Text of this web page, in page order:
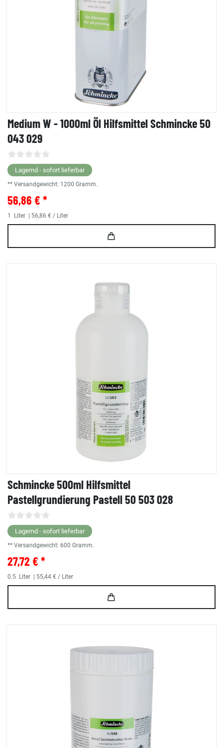
Medium W - 1000ml Öl Hilfsmittel Schmincke 50
043 029
Lagernd - sofort lieferbar
** Versandgewicht: 1200 Gramm.
56,86 € *
1 Liter | 56,86 € / Liter
Schmincke 500ml Hilfsmittel
Pastellgrundierung Pastell 50 503 028
Lagernd - sofort lieferbar
** Versandgewicht: 600 Gramm.
27,72 € *
0.5 Liter | 55,44 € / Liter